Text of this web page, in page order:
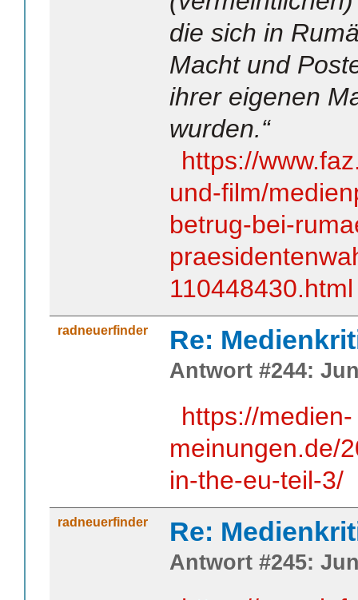
die sich in
Macht und
ihrer eigenen
wurden.“
https://
und-film/
betrug-bei-
110448430.html
radneuerfinder Re:
Antwort #244:
https://medien-
meinungen.de/
in-the-eu-teil-3/
radneuerfinder Re:
Antwort #245: